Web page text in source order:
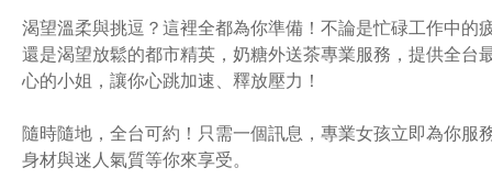
渴望溫柔與挑逗？這裡全都為你準備！不論是忙碌工作中的
還是渴望放鬆的都市精英，奶糖外送茶專業服務，提供全台
心的小姐，讓你心跳加速、釋放壓力！
隨時隨地，全台可約！只需一個訊息，專業女孩立即為你服
身材與迷人氣質等你來享受。